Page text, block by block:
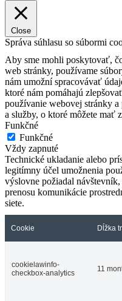
Close
Správa súhlasu so súbormi
Aby sme mohli poskytovať,
web stránky, používame
nám umožní spracovávať
ktoré nám pomáhajú
používanie webovej stránky
a služby, o ktoré môžete mať
Funkčné
Funkčné
Vždy zapnuté
Technické ukladanie alebo
legitímny účel umožnenia
výslovne požiadal
prenosu komunikácie
siete.
Cookie Dĺžka
cookielawinfo-
checkbox-analytics
11